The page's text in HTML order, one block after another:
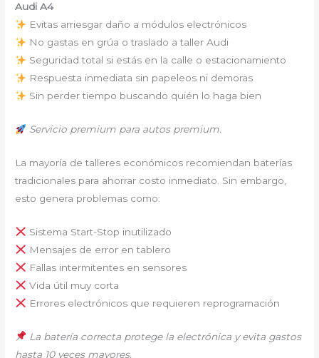
Audi A4
Evitas arriesgar daño a módulos electrónicos
No gastas en grúa o traslado a taller Audi
Seguridad total si estás en la calle o estacionamiento
Respuesta inmediata sin papeleos ni demoras
Sin perder tiempo buscando quién lo haga bien
Servicio premium para autos premium.
La mayoría de talleres económicos recomiendan baterías
tradicionales para ahorrar costo inmediato. Sin embargo,
esto genera problemas como:
Sistema Start-Stop inutilizado
Mensajes de error en tablero
Fallas intermitentes en sensores
Vida útil muy corta
Errores electrónicos que requieren reprogramación
La batería correcta protege la electrónica y evita gastos
hasta 10 veces mayores.